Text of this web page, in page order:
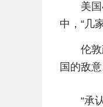
美
中，“几
伦
国的敌意
“承